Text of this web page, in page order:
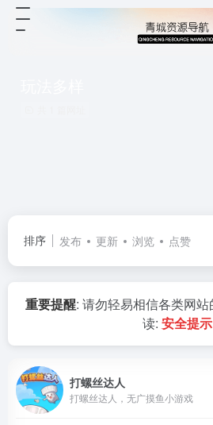
排序 发布 更新 浏览 点赞
重要提醒: 请勿轻易相信各类网
读: 安全提示
打螺丝达人
打螺丝达人，无广摸鱼小游戏